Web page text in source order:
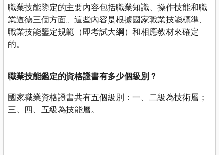
職業技能鑒定的主要內容包括職業知識、操作技能和職
業道德三個方面。這些內容是根據國家職業技能標準、
職業技能鑒定規範（即考試大綱）和相應教材來確定
的。
職業技能鑑定的資格證書有多少個級別？
國家職業資格證書共有五個級別：一、二級為技術層；
三、四、五級為技能層。